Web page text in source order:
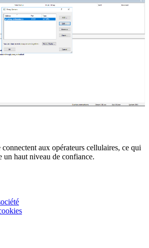
aux opérateurs cellulaires, ce qui
un haut niveau de confiance.